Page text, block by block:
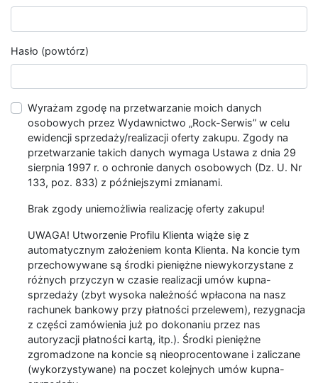
Hasło (powtórz)
Wyrażam zgodę na przetwarzanie moich danych
osobowych przez Wydawnictwo „Rock-Serwis” w celu
ewidencji sprzedaży/realizacji oferty zakupu. Zgody na
przetwarzanie takich danych wymaga Ustawa z dnia 29
sierpnia 1997 r. o ochronie danych osobowych (Dz. U. Nr
133, poz. 833) z późniejszymi zmianami.
Brak zgody uniemożliwia realizację oferty zakupu!
UWAGA! Utworzenie Profilu Klienta wiąże się z
automatycznym założeniem konta Klienta. Na koncie tym
przechowywane są środki pieniężne niewykorzystane z
różnych przyczyn w czasie realizacji umów kupna-
sprzedaży (zbyt wysoka należność wpłacona na nasz
rachunek bankowy przy płatności przelewem), rezygnacja
z części zamówienia już po dokonaniu przez nas
autoryzacji płatności kartą, itp.). Środki pieniężne
zgromadzone na koncie są nieoprocentowane i zaliczane
(wykorzystywane) na poczet kolejnych umów kupna-